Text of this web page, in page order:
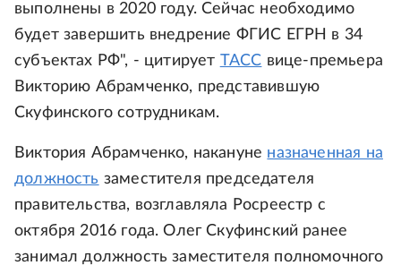
выполнены в 2020 году. Сейчас необходимо
будет завершить внедрение ФГИС ЕГРН в 34
субъектах РФ", - цитирует
ТАСС вице-премьера
Викторию Абрамченко, представившую
Скуфинского сотрудникам.
Виктория Абрамченко, накануне назначенная на
должность заместителя председателя
правительства, возглавляла Росреестр с
октября 2016 года. Олег Скуфинский ранее
занимал должность заместителя полномочного